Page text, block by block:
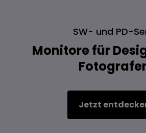
SW- und PD-
Monitore für
Jetzt